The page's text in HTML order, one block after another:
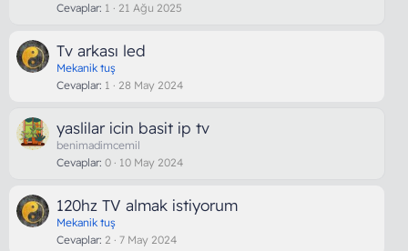
Cevaplar 1 21 Ağu 2025
Tv arkası led
Mekanik tuş
Cevaplar 1 28 May 2024
yaslilar icin basit ip tv
benimadimcemil
Cevaplar 0 10 May 2024
120hz TV almak istiyorum
Mekanik tuş
Cevaplar 2 7 May 2024